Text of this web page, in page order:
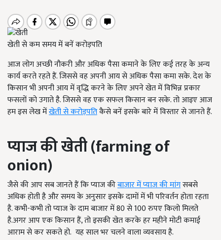
खेती से कम समय में बनें करोड़पति
आज लोग अच्छी नौकरी और अधिक पैसा कमाने के लिए कई तरह के अन्य
कार्य करते रहते हैं. जिससे वह अपनी आय से अधिक पैसा कमा सके. देश के
किसान भी अपनी आय में वृद्धि करने के लिए अपने खेत में विभिन्न प्रकार
फसलों को उगाते है. जिससे वह एक सफल किसान बन सके. तो आइए आज
हम इस लेख मेंखेती से करोड़पतिकैसे बनें इसके बारे में विस्तार से जानते हैं.
प्याज की खेती(farming of
onion)
जैसे की आप सब जानते हैं कि प्याज कीबाजार में प्याज की मांगसबसे
अधिक होती है और समय के अनुसार इसके दामों में भी परिवर्तन होता रहता
है. कभी-कभी तो प्याज के दाम बाजार में 80 से 100 रुपए किलो मिलते
है.अगर आप एक किसान हैं, तो इसकी खेत करके हर महीने मोटी कमाई
आराम से कर सकते हो. यह साल भर चलने वाला व्यवसाय है.